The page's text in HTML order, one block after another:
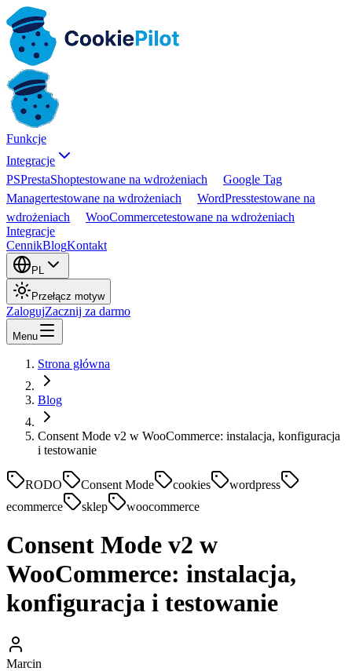
Funkcje
Integracje
PSPrestaShoptestowane na wdrożeniach
Google Tag
Managertestowane na wdrożeniach WordPresstestowane na
wdrożeniach
WooCommercetestowane na wdrożeniach
Integracje
CennikBlogKontakt
PL
Przełącz motyw
ZalogujZacznij za darmo
Menu
Strona główna
Blog
Consent Mode v2 w WooCommerce: instalacja, konfiguracja
i testowanie
RODO Consent Mode cookies
wordpress
ecommerce
sklep woocommerce
Consent Mode v2 w
WooCommerce: instalacja,
konfiguracja i testowanie
Marcin